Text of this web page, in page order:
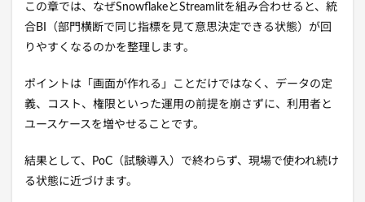
この章では、なぜSnowflakeとStreamlitを組み合わせると、統
合BI（部門横断で同じ指標を見て意思決定できる状態）が回
りやすくなるのかを整理します。
ポイントは「画面が作れる」ことだけではなく、データの定
義、コスト、権限といった運用の前提を崩さずに、利用者と
ユースケースを増やせることです。
結果として、PoC（試験導入）で終わらず、現場で使われ続け
る状態に近づけます。